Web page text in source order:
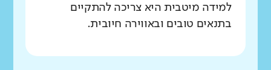
למידה מיטבית היא צריכה להתקיים
בתנאים טובים ובאווירה חיובית.